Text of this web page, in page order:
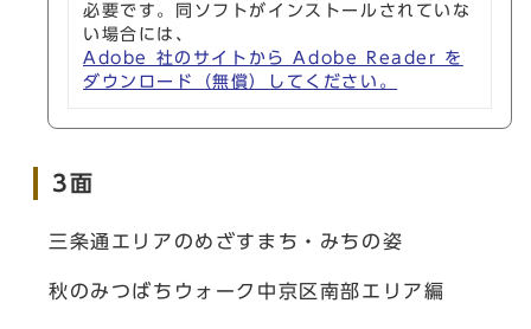
必要です。同ソフトがインストールされていな
い場合には、
Adobe 社のサイトから Adobe Reader を
ダウンロード（無償）してください。
3面
三条通エリアのめざすまち・みちの姿
秋のみつばちウォーク中京区南部エリア編